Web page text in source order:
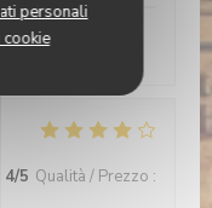
personali
4/5 Qualità / Prezzo :